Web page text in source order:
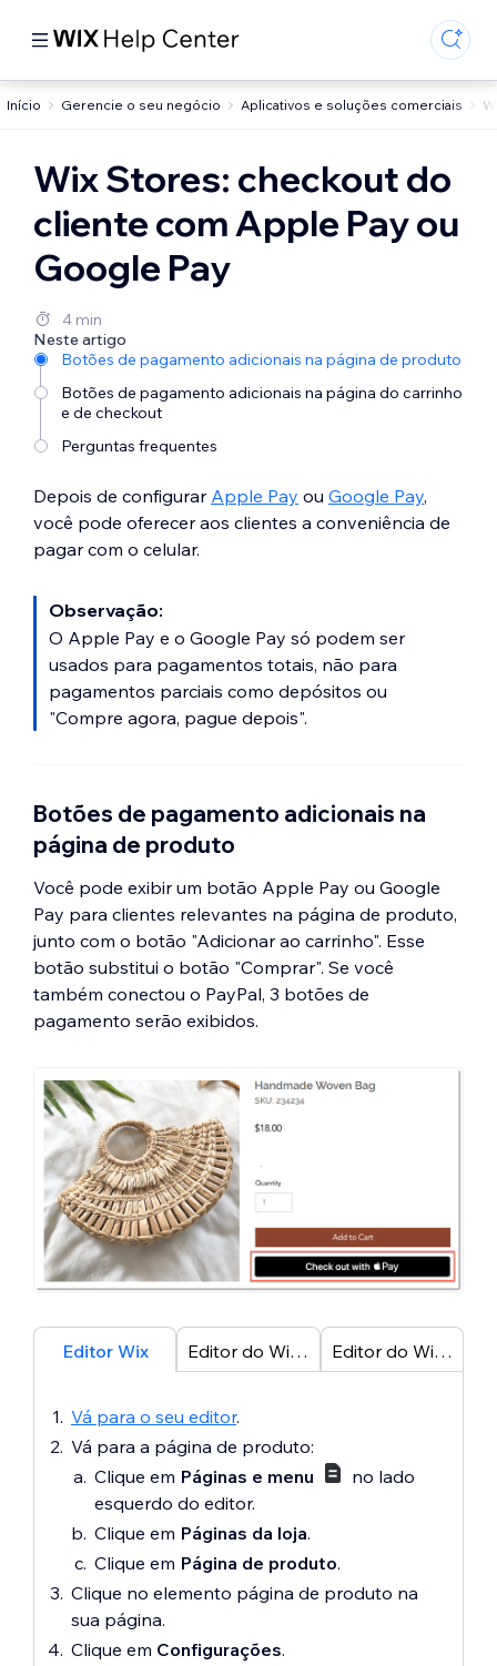
Início Gerencie o seu negócio Aplicativos e soluções comerciais
Wix Stores: checkout do
cliente com Apple Pay ou
Google Pay
4 min
Neste artigo
Botões de pagamento adicionais na página de produto
Botões de pagamento adicionais na página do carrinho
e de checkout
Perguntas frequentes
Depois de configurar Apple Pay ou Google Pay,
você pode oferecer aos clientes a conveniência de
pagar com o celular.
Observação:
O Apple Pay e o Google Pay só podem ser
usados para pagamentos totais, não para
pagamentos parciais como depósitos ou
"Compre agora, pague depois".
Botões de pagamento adicionais na
página de produto
Você pode exibir um botão Apple Pay ou Google
Pay para clientes relevantes na página de produto,
junto com o botão "Adicionar ao carrinho". Esse
botão substitui o botão "Comprar". Se você
também conectou o PayPal, 3 botões de
pagamento serão exibidos.
Editor Wix Editor do Wix Studio Editor do Wix Harmony
Vá para o seu editor.
Vá para a página de produto:
Clique em Páginas e menu
no lado
esquerdo do editor.
Clique em Páginas da loja.
Clique em Página de produto.
Clique no elemento página de produto na
sua página.
Clique em Configurações.